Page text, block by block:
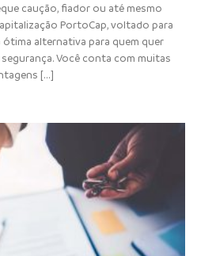
caução, fiador ou até mesmo
PortoCap, voltado para
ótima alternativa para quem quer
Você conta com muitas
[...]